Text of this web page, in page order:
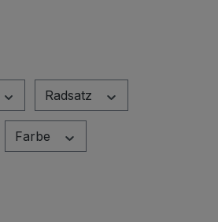
Radsatz
Farbe